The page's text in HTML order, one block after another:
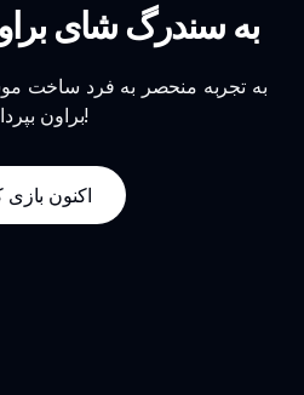
به سندرگ شای
به تجربه منحصر به فرد ساخت
براون بپردازید!
اکنون بازی